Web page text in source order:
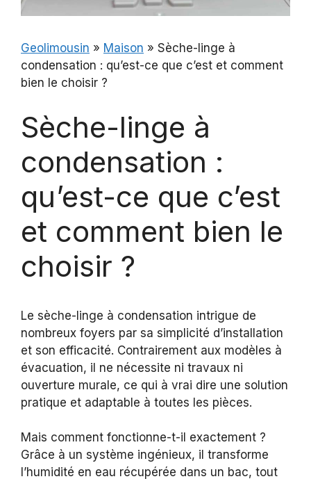
Geolimousin » Maison » Sèche-linge à
condensation : qu’est-ce que c’est et comment
bien le choisir ?
Sèche-linge à
condensation :
qu’est-ce que c’est
et comment bien le
choisir ?
Le sèche-linge à condensation intrigue de
nombreux foyers par sa simplicité d’installation
et son efficacité. Contrairement aux modèles à
évacuation, il ne nécessite ni travaux ni
ouverture murale, ce qui à vrai dire une solution
pratique et adaptable à toutes les pièces.
Mais comment fonctionne-t-il exactement ?
Grâce à un système ingénieux, il transforme
l’humidité en eau récupérée dans un bac, tout